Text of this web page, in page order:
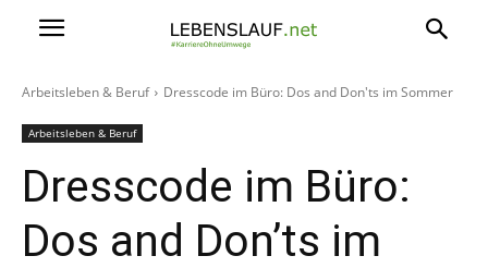
Arbeitsleben & Beruf Dresscode im Büro: Dos and Don'ts im Sommer
Arbeitsleben & Beruf
Dresscode im Büro:
Dos and Don’ts im